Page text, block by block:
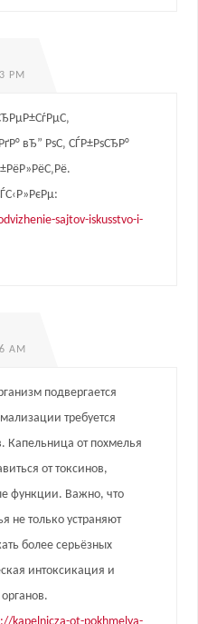
PM
вЂ” РѕС‚ СЃР±РѕСЂР°
sajtov-iskusstvo-i-
AM
подвергается
требуется
Капельница от похмелья
от токсинов,
функции. Важно, что
не только устраняют
более серьёзных
интоксикация и